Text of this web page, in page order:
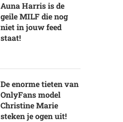
Auna Harris is de
geile MILF die nog
niet in jouw feed
staat!
De enorme tieten van
OnlyFans model
Christine Marie
steken je ogen uit!